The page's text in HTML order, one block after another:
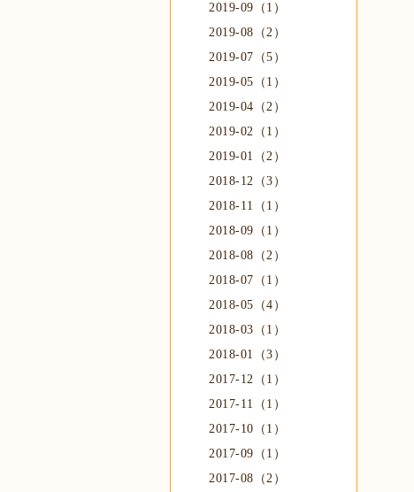
2019-09（1）
2019-08（2）
2019-07（5）
2019-05（1）
2019-04（2）
2019-02（1）
2019-01（2）
2018-12（3）
2018-11（1）
2018-09（1）
2018-08（2）
2018-07（1）
2018-05（4）
2018-03（1）
2018-01（3）
2017-12（1）
2017-11（1）
2017-10（1）
2017-09（1）
2017-08（2）